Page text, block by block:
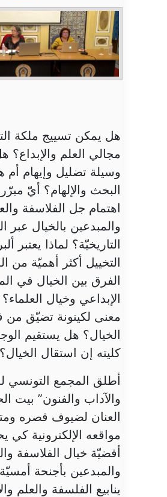
هل يمكن تسييج ملكة
مجالي العلم والإبداع؟
وسيلة تضليل وإيهام أم
البحث والإلهام؟ أيّ
اهتمام جل الفلاسفة
والمبدعين بالخيال عبر
التاريخيّة؟ لماذا يعتبر
التخييل أكثر أهميّة من
الفرق بين الخيال في
الإبداعي وخيال
معنى لكينونة تضيّق
الخيال؟ هل يستقيم
كليته إن استقال الخيال؟
أطلق المجمع التونسي
والآداب والفنون” بيت
العنان لضيوف قصره
مواقعه الإلكترونية كي
أفضيّة خيال الفلاسفة
والمبدعين بأجنحة
ينابيع الفلسفة والعلم